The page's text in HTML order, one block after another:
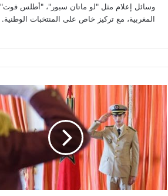
وسائل إعلام مثل "لو ماتان سبور"، "أطلس فوت"
المغربية، مع تركيز خاص على المنتخبات الوطنية.
العرش:
ولي
يتسلم
ولاء
وتهنئة
موجهة